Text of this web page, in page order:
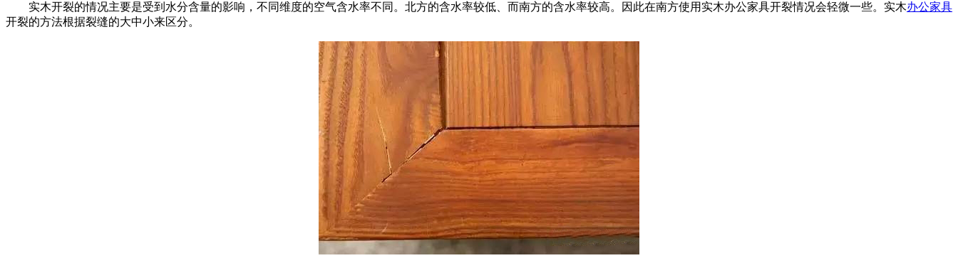
实木开裂的情况主要是受到水分含量的影响，不同维度的空气含水率不同。北方的含水率较低、而南方的含水率较高。因此在南方使用实木办公家具开裂情况会轻微一些。实木办公家具
开裂的方法根据裂缝的大中小来区分。